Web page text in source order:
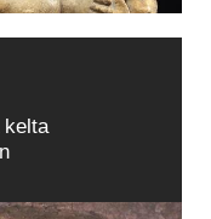
kelta